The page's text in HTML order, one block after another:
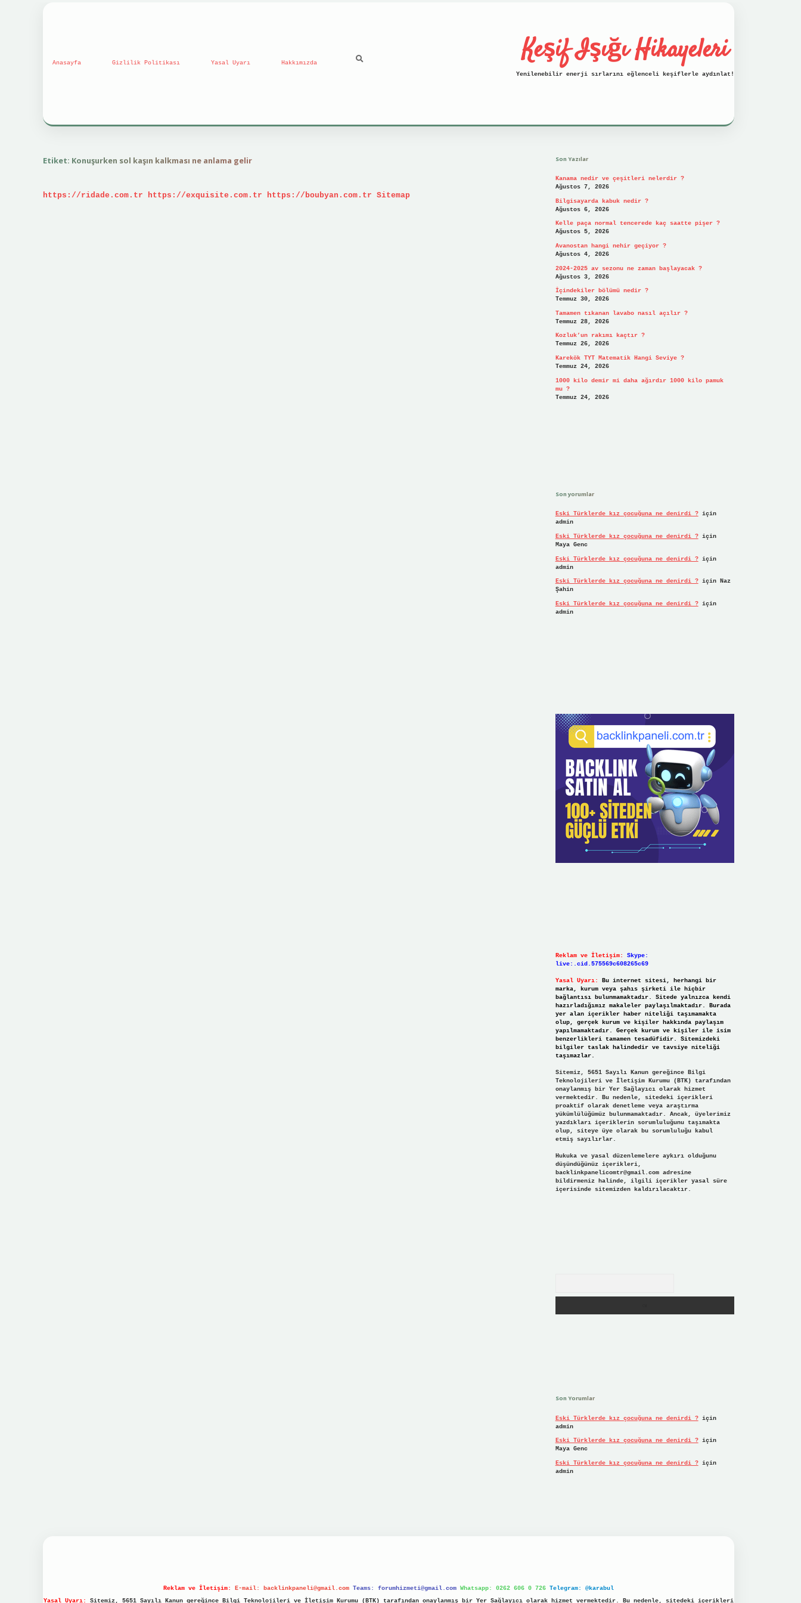
Anasayfa Gizlilik Politikası Yasal Uyarı Hakkımızda Keşif Işığı Hikayeleri
Yenilenebilir enerji sırlarını eğlenceli keşiflerle aydınlat!
Etiket: Konuşurken sol kaşın kalkması ne anlama gelir
https://ridade.com.tr https://exquisite.com.tr https://boubyan.com.tr Sitemap
Son Yazılar
Kanama nedir ve çeşitleri nelerdir ?
Ağustos 7, 2026
Bilgisayarda kabuk nedir ?
Ağustos 6, 2026
Kelle paça normal tencerede kaç saatte pişer ?
Ağustos 5, 2026
Avanostan hangi nehir geçiyor ?
Ağustos 4, 2026
2024-2025 av sezonu ne zaman başlayacak ?
Ağustos 3, 2026
İçindekiler bölümü nedir ?
Temmuz 30, 2026
Tamamen tıkanan lavabo nasıl açılır ?
Temmuz 28, 2026
Kozluk’un rakımı kaçtır ?
Temmuz 26, 2026
Karekök TYT Matematik Hangi Seviye ?
Temmuz 24, 2026
1000 kilo demir mi daha ağırdır 1000 kilo pamuk
mu ?
Temmuz 24, 2026
Son yorumlar
Eski Türklerde kız çocuğuna ne denirdi ?için
admin
Eski Türklerde kız çocuğuna ne denirdi ?için
Maya Genc
Eski Türklerde kız çocuğuna ne denirdi ?için
admin
Eski Türklerde kız çocuğuna ne denirdi ?için Naz
Şahin
Eski Türklerde kız çocuğuna ne denirdi ?için
admin
Reklam ve İletişim:
Skype:
live:.cid.575569c608265c69
Yasal Uyarı:
Bu internet sitesi, herhangi bir
marka, kurum veya şahıs şirketi ile hiçbir
bağlantısı bulunmamaktadır. Sitede yalnızca kendi
hazırladığımız makaleler paylaşılmaktadır. Burada
yer alan içerikler haber niteliği taşımamakta
olup, gerçek kurum ve kişiler hakkında paylaşım
yapılmamaktadır. Gerçek kurum ve kişiler ile isim
benzerlikleri tamamen tesadüfidir. Sitemizdeki
bilgiler taslak halindedir ve tavsiye niteliği
taşımazlar.
Sitemiz, 5651 Sayılı Kanun gereğince Bilgi
Teknolojileri ve İletişim Kurumu (BTK) tarafından
onaylanmış bir Yer Sağlayıcı olarak hizmet
vermektedir. Bu nedenle, sitedeki içerikleri
proaktif olarak denetleme veya araştırma
yükümlülüğümüz bulunmamaktadır. Ancak, üyelerimiz
yazdıkları içeriklerin sorumluluğunu taşımakta
olup, siteye üye olarak bu sorumluluğu kabul
etmiş sayılırlar.
Hukuka ve yasal düzenlemelere aykırı olduğunu
düşündüğünüz içerikleri,
backlinkpanelicomtr@gmail.comadresine
bildirmeniz halinde, ilgili içerikler yasal süre
içerisinde sitemizden kaldırılacaktır.
Son Yorumlar
Eski Türklerde kız çocuğuna ne denirdi ?için
admin
Eski Türklerde kız çocuğuna ne denirdi ?için
Maya Genc
Eski Türklerde kız çocuğuna ne denirdi ?için
admin
Reklam ve İletişim: E-mail: backlinkpaneli@gmail.com Teams: forumhizmeti@gmail.com Whatsapp: 0262 606 0 726
Telegram: @karabul
Yasal Uyarı:
Sitemiz, 5651 Sayılı Kanun gereğince Bilgi Teknolojileri ve İletişim Kurumu (BTK) tarafından onaylanmış bir Yer Sağlayıcı olarak hizmet vermektedir. Bu nedenle, sitedeki içerikleri